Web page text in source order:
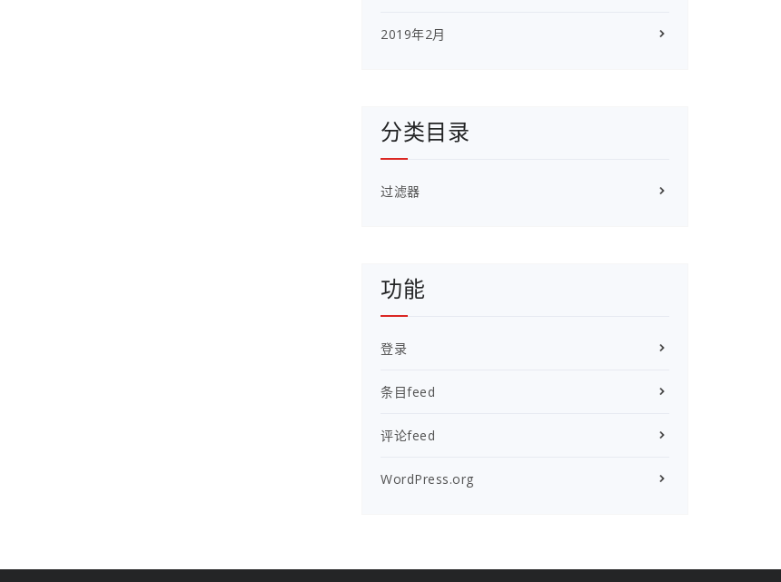
2019年2月
分类目录
过滤器
功能
登录
条目feed
评论feed
WordPress.org